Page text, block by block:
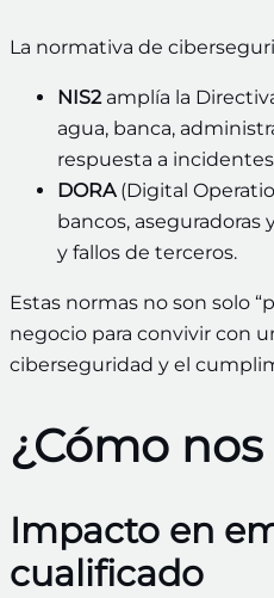
La normativa de
NIS2amplía la
agua, banca,
respuesta a
DORA(Digital
bancos,
y fallos de terceros.
Estas normas no son solo
negocio para convivir con
ciberseguridad y el
¿Cómo
Impacto en
cualificado